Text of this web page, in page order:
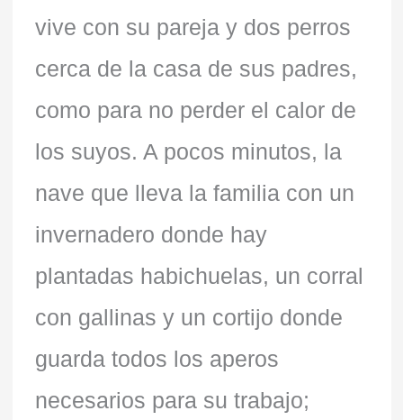
vive con su pareja y dos perros
cerca de la casa de sus padres,
como para no perder el calor de
los suyos. A pocos minutos, la
nave que lleva la familia con un
invernadero donde hay
plantadas habichuelas, un corral
con gallinas y un cortijo donde
guarda todos los aperos
necesarios para su trabajo;